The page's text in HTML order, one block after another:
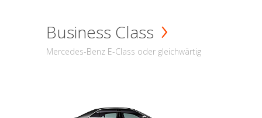
Business Class
Mercedes-Benz E-Class oder gleichwärtig